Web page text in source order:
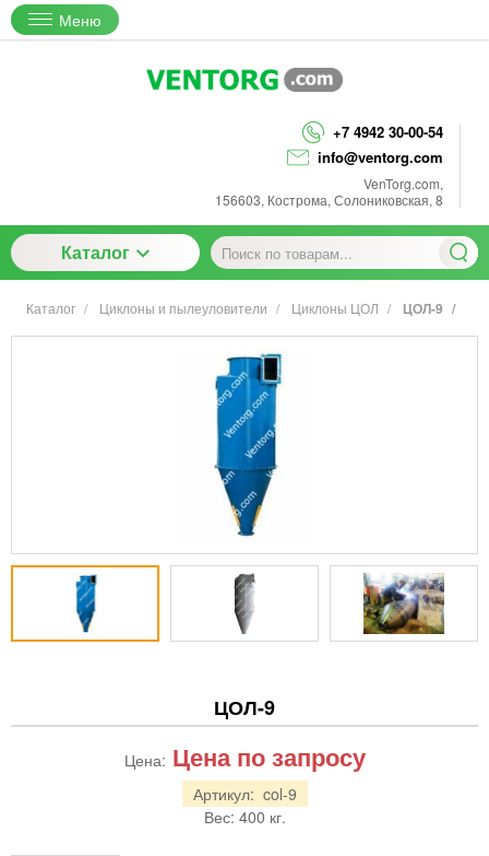
Меню
+7 4942 30-00-54
info@ventorg.com
VenTorg.com,
156603, Кострома, Солониковская, 8
Каталог
Каталог Циклоны и пылеуловители Циклоны ЦОЛ ЦОЛ-9
ЦОЛ-9
Артикул: col-9
Вес: 400 кг.
Цена: Цена по запросу